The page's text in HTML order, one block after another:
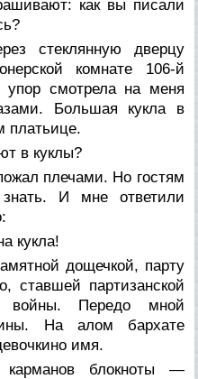
как вы писали
стеклянную дверцу
комнате 106-й
смотрела на меня
Большая кукла в
платьице.
в куклы?
плечами. Но гостям
знать. И мне ответили
кукла!
дощечкой, парту
ставшей партизанской
войны. Передо мной
На алом бархате
имя.
блокноты —